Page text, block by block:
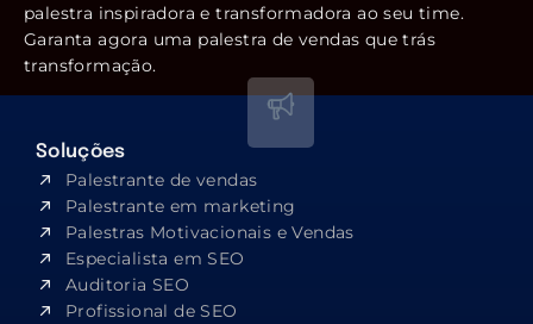
palestra inspiradora e transformadora ao seu time.
Garanta agora uma palestra de vendas que trás
transformação.
Soluções
Palestrante de vendas
Palestrante em marketing
Palestras Motivacionais e Vendas
Especialista em SEO​
Auditoria SEO
Profissional de SEO